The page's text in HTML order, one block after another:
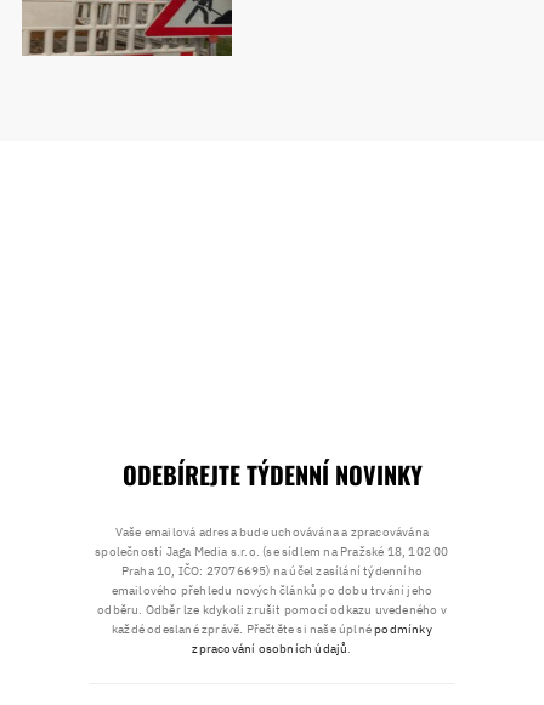
ODEBÍREJTE TÝDENNÍ NOVINKY
Vaše emailová adresa bude uchovávána a zpracovávána
společností Jaga Media s.r.o. (se sídlem na Pražské 18, 102 00
Praha 10, IČO: 27076695) na účel zasílání týdenního
emailového přehledu nových článků po dobu trvání jeho
odběru. Odběr lze kdykoli zrušit pomocí odkazu uvedeného v
každé odeslané zprávě. Přečtěte si naše úplnépodmínky
zpracování osobních údajů.